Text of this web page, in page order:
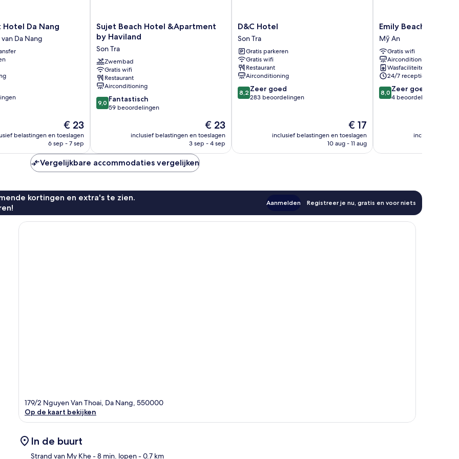
Da Nang
Da Nang
De
prijs
is
€ 23
belastingen en toeslagen
6 sep - 7 sep
Sujet
Beach
Hotel
&Apartment
by
Haviland
Son
Tra
Sujet Beach Hotel &Apartment
by Haviland
Son Tra
Zwembad
Gratis wifi
Restaurant
Airconditioning
9.0
van
9,0 Fantastisch
59 beoordelingen
De
prijs
is
€ 23
inclusief belastingen en toeslagen
3 sep - 4 sep
D&C
Hotel
Son
Tra
D&C Hotel
Son Tra
Gratis parkeren
Gratis wifi
Restaurant
Airconditioning
8.2
van
8,2 Zeer goed
283 beoordelingen
De
prijs
is
€ 17
inclusief belastingen en toeslagen
10 aug - 11 aug
Emily
Beach
Hotel
&
Apartment
Mỹ
An
Emily Beach Hotel
Mỹ An
Gratis wifi
Airconditioning
Wasfaciliteiten
24/7 receptie
8.0
van
8,0 Zeer goed
4 beoordelingen
inclusief
Vergelijkbare accommodaties vergelijken
kortingen en extra's te zien.
Aanmelden Registreer je nu, gratis en voor niets
179/2 Nguyen Van Thoai, Da Nang, 550000
Op de kaart bekijken
In de buurt
Strand van My Khe- 8 min. lopen- 0.7 km